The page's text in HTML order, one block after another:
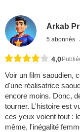
Arkab
5 abonnés
4,0
Voir un film saoudien,
d'une réalisatrice
encore moins. Donc,
tourner. L'histoire est
ces yeux voient tout :
même, l'inégalité